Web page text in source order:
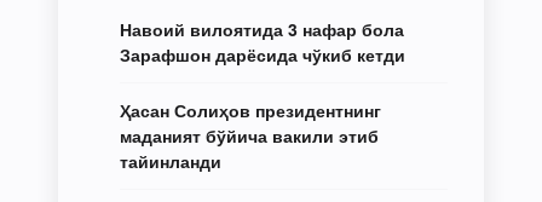
Навоий вилоятида 3 нафар бола
Зарафшон дарёсида чўкиб кетди
Ҳасан Солиҳов президентнинг
маданият бўйича вакили этиб
тайинланди